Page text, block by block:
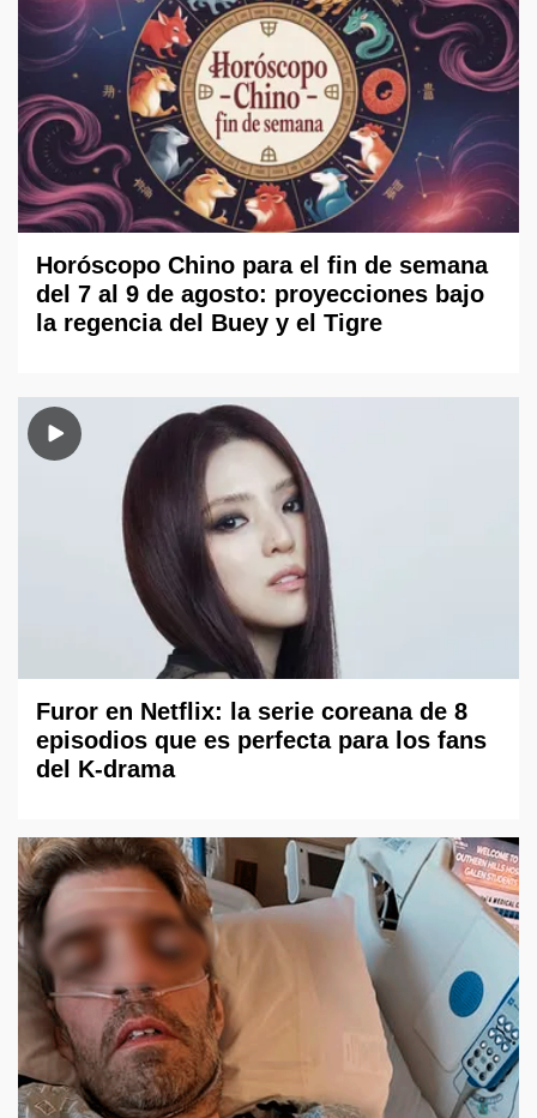
Horóscopo Chino para el fin de semana
del 7 al 9 de agosto: proyecciones bajo
la regencia del Buey y el Tigre
Furor en Netflix: la serie coreana de 8
episodios que es perfecta para los fans
del K-drama